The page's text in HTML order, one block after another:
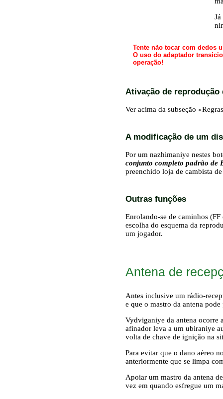
Tente não tocar com dedos
O uso do adaptador
operação!
Ativação de
Ver acima da subseção
A modificação de um
Por um nazhimaniye nestes
conjunto completo padrão de
preenchido loja de cambista
Outras funções
Enrolando-se de caminhos
escolha do esquema da
um jogador.
Antena de
Antes inclusive um rádio-
e que o mastro da antena
Vydviganiye da antena ocorre
afinador leva a um ubiraniye
volta de chave de ignição na
Para evitar que o dano aéreo
anteriormente que se limpa
Apoiar um mastro da antena
vez em quando esfregue um